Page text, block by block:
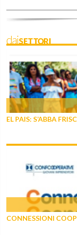
daiSETTORI
EL PAIS: S’ABBA
CONNESSIONI